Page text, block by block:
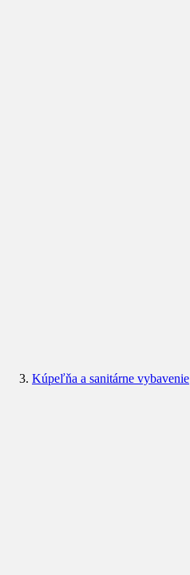
Kúpeľňa a sanitárne vybavenie